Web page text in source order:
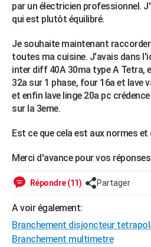
Art de vivre
Bien-être
Loisirs
Mode
Modes de vie
SANTE
Destinations
City break
Voyage nature
Voyage de noces
Forum
Climat
+PHOTO
GUIDES D'ACHAT
BONS PLANS
CARTE DE VOEUX
PROGRAMME TV
S'inscrire
Se connecter
Lycées
Collèges
Primaires
Universités
Entreprises
Service militaire
Avis de recherche
AVIS DE DÉCÈS
par un électricien professionnel.
qui est plutôt équilibré.
Je souhaite maintenant
toutes ma cuisine. J'avais dans
inter diff 40A 30ma type A Tetra,
32a sur 1 phase, four 16a et lave
et enfin lave linge 20a pc
sur la 3eme.
Est ce que cela est aux normes
Merci d'avance pour vos
Répondre (11) Partager
A voir également:
Branchement disjoncteur
Branchement multimetre